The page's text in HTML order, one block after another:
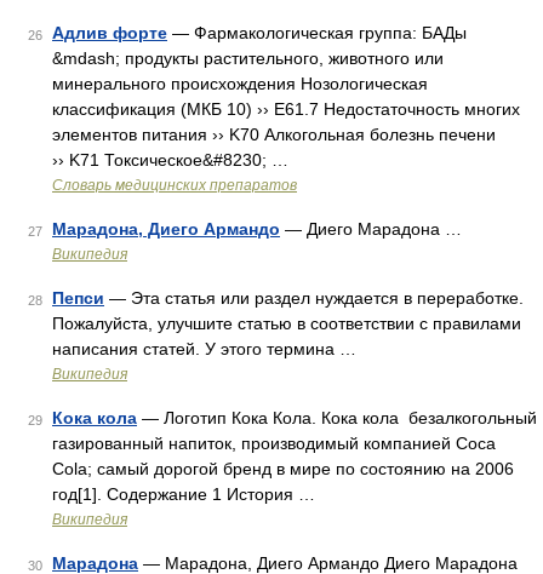
26 Адлив форте — Фармакологическая группа: БАДы
&mdash; продукты растительного, животного или
минерального происхождения Нозологическая
классификация (МКБ 10) ›› E61.7 Недостаточность многих
элементов питания ›› K70 Алкогольная болезнь печени
›› K71 Токсическое&#8230; …
Словарь медицинских препаратов
27 Марадона, Диего Армандо — Диего Марадона …
Википедия
28 Пепси — Эта статья или раздел нуждается в переработке.
Пожалуйста, улучшите статью в соответствии с правилами
написания статей. У этого термина …
Википедия
29 Кока кола — Логотип Кока Кола. Кока кола безалкогольный
газированный напиток, производимый компанией Coca
Cola; самый дорогой бренд в мире по состоянию на 2006
год[1]. Содержание 1 История …
Википедия
30 Марадона — Марадона, Диего Армандо Диего Марадона